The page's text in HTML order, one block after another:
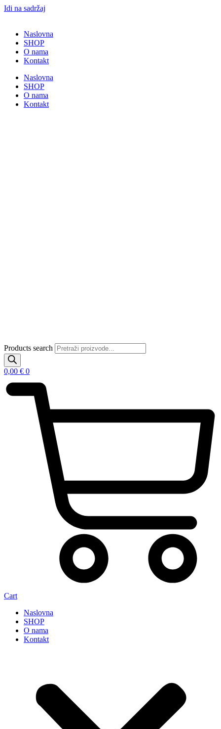
Idi na sadržaj
Naslovna
SHOP
O nama
Kontakt
Naslovna
SHOP
O nama
Kontakt
Products search
0,00 € 0
Cart
Naslovna
SHOP
O nama
Kontakt